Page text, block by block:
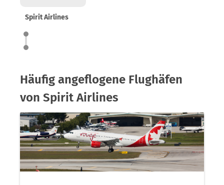
Spirit Airlines
Häufig angeflogene Flughäfen
von Spirit Airlines